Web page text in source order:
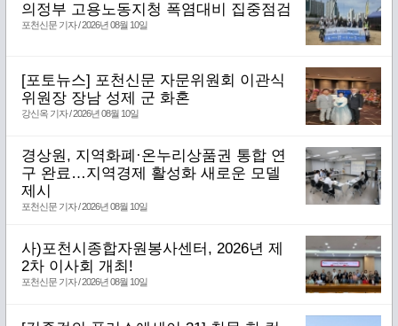
의정부 고용노동지청 폭염대비 집중점검
포천신문 기자 / 2026년 08월 10일
[포토뉴스] 포천신문 자문위원회 이관식
위원장 장남 성제 군 화혼
강신옥 기자 / 2026년 08월 10일
경상원, 지역화폐·온누리상품권 통합 연
구 완료…지역경제 활성화 새로운 모델
제시
포천신문 기자 / 2026년 08월 10일
사)포천시종합자원봉사센터, 2026년 제
2차 이사회 개최!
포천신문 기자 / 2026년 08월 10일